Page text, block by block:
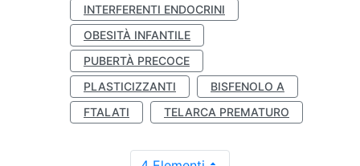
INTERFERENTI ENDOCRINI
OBESITÀ INFANTILE
PUBERTÀ PRECOCE
PLASTICIZZANTI
BISFENOLO A
FTALATI
TELARCA PREMATURO